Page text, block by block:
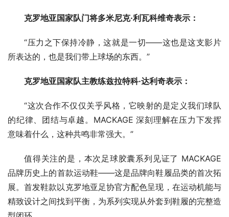
克罗地亚国家队门将多米尼克·利瓦科维奇表示：
“压力之下保持冷静，这就是一切——这也是这支影片
所表达的，也是我们带上球场的东西。”
克罗地亚国家队主教练兹拉特科·达利奇表示：
“这次合作不仅仅关乎风格，它映射的是定义我们球队
的纪律、团结与卓越。MACKAGE 深刻理解在压力下发挥
意味着什么，这种共鸣非常强大。”
值得关注的是，本次足球胶囊系列见证了 MACKAGE
品牌历史上的首款运动鞋——这是品牌向鞋履品类的首次拓
展。首发鞋款以克罗地亚足协官方配色呈现，在运动机能与
精致设计之间找到平衡，为系列实现从外套到鞋履的完整造